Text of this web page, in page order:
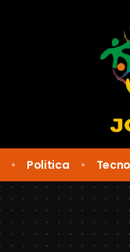
Politica